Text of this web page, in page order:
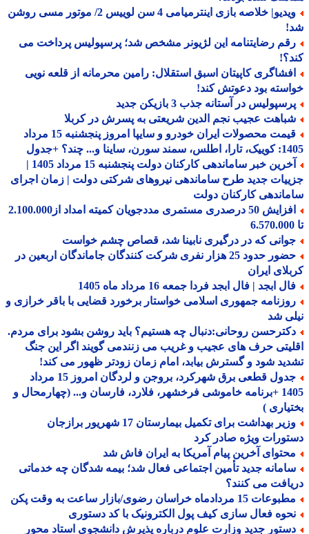
ویدیو| خلاصه بازی اینترمیامی 4 سن لوییس 2/ موتور مسی روشن
رضایتنامه این لژیونر مشخص شد؛ پرسپولیس پرداخت می
کاپیتان اسبق استقلال: رامین محرمانه از قلعه نویی
بود دعوتش کند!
در آستانه جذب 3 بازیکن جدید
عجیب نجم الدین شریعتی به پسرش در کربلا
قیمت محصولات ایران خودرو و سایپا امروز پنجشنبه 15 مرداد
ساینا و... چند؟ +جدول
آخرین خبر ساماندهی کارکنان دولت پنجشنبه 15 مرداد 1405 |
جدید طرح ساماندهی نیروهای شرکتی دولت | زمان اجرای
کارکنان دولت
افزایش 50 درصدری مستمری مددجویان کمیته امداد از2.100.000
که در درگیری نابینا شد، قصاص چشم خواست
حضور حدود 25 هزار نفری شرکت کنندگان جاماندگان اربعین در
ایران
ابجد | فال ابجد فردا جمعه 16 مرداد ماه 1405
جمهوری اسلامی خواستار برخورد قضایی با باقر خرازی و
شد
روحانی:دنبال چه هستیم؟ باید روشن بشود برای مردم.
حرف های عجیب و غریب می زنندمی گویند اگر این جنگ
شود و گسترش بیابد، امام زمان زودتر ظهور می کند!
جدول قطعی برق شهرکرد، بروجن و لردگان امروز 15 مرداد
1405 +برنامه خاموشی فرخشهر، فلارد، فارسان و... (چهارمحال و
)
وزیر بهداشت برای تکمیل بیمارستان 17 شهریور برازجان
ویژه صادر کرد
آخرین پیام آمریکا به ایران فاش شد
جدید تأمین اجتماعی فعال شد؛ بیمه شدگان چه خدماتی
می کنند؟
15 مردادماه خراسان رضوی/بازار ساعت به وقت پکن
فعال سازی کیف پول الکترونیک با کد دستوری
جدید وزارت علوم درباره پذیرش دانشجوی استاد محور